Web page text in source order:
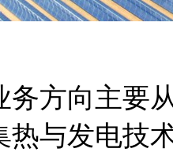
务方向主要
热与发电技